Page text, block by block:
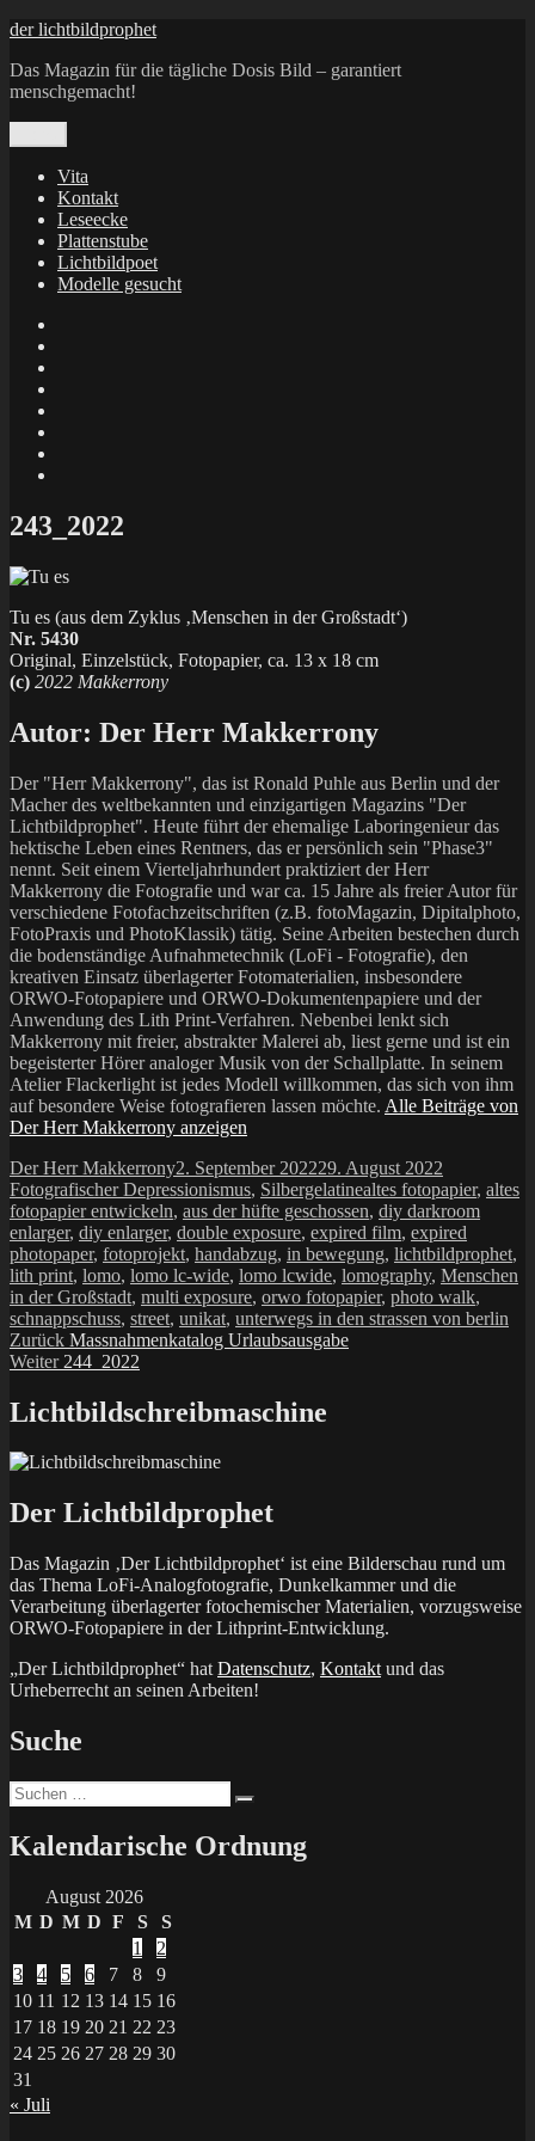
Zum
springen
der lichtbildprophet
Das Magazin für die tägliche Dosis Bild – garantiert
menschgemacht!
Vita
Kontakt
Leseecke
Plattenstube
Lichtbildpoet
Modelle gesucht
X
243_2022
Tu es (aus dem Zyklus ‚Menschen in der Großstadt‘)
Nr. 5430
Original, Einzelstück, Fotopapier, ca. 13 x 18 cm
(c) 2022 Makkerrony
Autor: Der Herr Makkerrony
Der "Herr Makkerrony", das ist Ronald Puhle aus Berlin und der
Macher des weltbekannten und einzigartigen Magazins "Der
Lichtbildprophet". Heute führt der ehemalige Laboringenieur das
hektische Leben eines Rentners, das er persönlich sein "Phase3"
nennt. Seit einem Vierteljahrhundert praktiziert der Herr
Makkerrony die Fotografie und war ca. 15 Jahre als freier Autor für
verschiedene Fotofachzeitschriften (z.B. fotoMagazin, Dipitalphoto,
FotoPraxis und PhotoKlassik) tätig. Seine Arbeiten bestechen durch
die bodenständige Aufnahmetechnik (LoFi - Fotografie), den
kreativen Einsatz überlagerter Fotomaterialien, insbesondere
ORWO-Fotopapiere und ORWO-Dokumentenpapiere und der
Anwendung des Lith Print-Verfahren. Nebenbei lenkt sich
Makkerrony mit freier, abstrakter Malerei ab, liest gerne und ist ein
begeisterter Hörer analoger Musik von der Schallplatte. In seinem
Atelier Flackerlight ist jedes Modell willkommen, das sich von ihm
auf besondere Weise fotografieren lassen möchte. Alle Beiträge von
Der Herr Makkerrony anzeigen
Autor
Der Herr MakkerronyVeröffentlicht
am
2. September 202229. August 2022
Fotografischer Depressionismus, SilbergelatineSchlagwörter
altes fotopapier, altes
fotopapier entwickeln, aus der hüfte geschossen, diy darkroom
enlarger, diy enlarger, double exposure, expired film, expired
photopaper, fotoprojekt, handabzug, in bewegung, lichtbildprophet,
lith print, lomo, lomo lc-wide, lomo lcwide, lomography, Menschen
in der Großstadt, multi exposure, orwo fotopapier, photo walk,
schnappschuss, street, unikat, unterwegs in den strassen von berlin
Beitragsnavigation
Zurück Vorheriger
Beitrag:
Massnahmenkatalog Urlaubsausgabe
Weiter Nächster
244_2022
Lichtbildschreibmaschine
Der Lichtbildprophet
Das Magazin ‚Der Lichtbildprophet‘ ist eine Bilderschau rund um
das Thema LoFi-Analogfotografie, Dunkelkammer und die
Verarbeitung überlagerter fotochemischer Materialien, vorzugsweise
ORWO-Fotopapiere in der Lithprint-Entwicklung.
„Der Lichtbildprophet“ hat Datenschutz, Kontakt und das
Urheberrecht an seinen Arbeiten!
Suche
Suchen
nach:
Kalendarische Ordnung
August 2026
M D M D F S
S
1
2
3
4 5 6 7 8
9
10 11 12 13 14 15 16
17 18 19 20 21 22 23
24 25 26 27 28 29 30
31
« Juli